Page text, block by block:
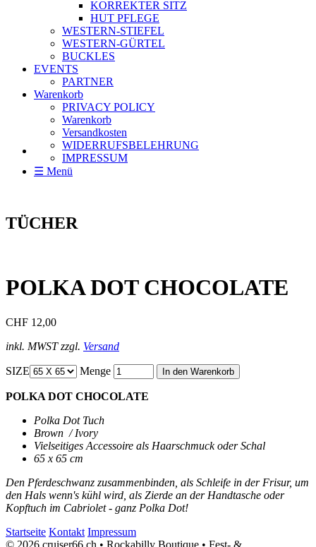
KORREKTER SITZ
HUT PFLEGE
WESTERN-STIEFEL
WESTERN-GÜRTEL
BUCKLES
EVENTS
PARTNER
Warenkorb
PRIVACY POLICY
Warenkorb
Versandkosten
WIDERRUFSBELEHRUNG
IMPRESSUM
☰ Menü
TÜCHER
POLKA DOT CHOCOLATE
CHF 12,00
inkl. MWST zzgl. Versand
SIZE Menge
POLKA DOT CHOCOLATE
Polka Dot Tuch
Brown / Ivory
Vielseitiges Accessoire als Haarschmuck oder Schal
65 x 65 cm
Den Pferdeschwanz zusammenbinden, als Schleife in der Frisur, um
den Hals wenn's kühl wird, als Zierde an der Handtasche oder
Kopftuch im Cabriolet - ganz Polka Dot!
Startseite Kontakt Impressum
© 2026 cruiser66.ch • Rockabilly Boutique • Fest- &